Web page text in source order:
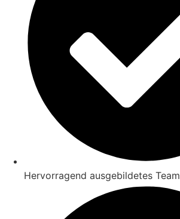
Hervorragend ausgebildetes Team